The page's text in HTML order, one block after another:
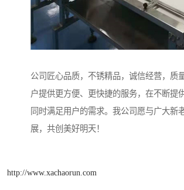
公司匠心品质，不锈精品，诚信经营，质
户提供更方便、更快捷的服务，在不断提
同时满足用户的需求。我公司愿与广大新
展，共创美好明天！
http://www.xachaorun.com